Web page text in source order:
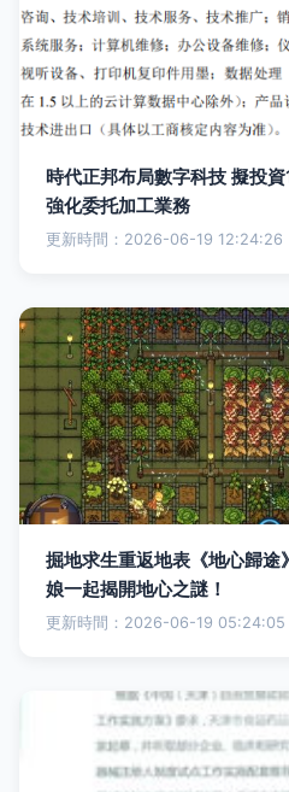
時代正邦布局數字科技 擬投資
強化委托加工業務
更新時間：2026-06-19 12:24:26
掘地求生重返地表《地心歸途
娘一起揭開地心之謎！
更新時間：2026-06-19 05:24:05